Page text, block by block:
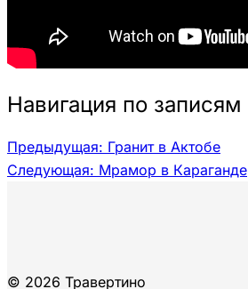
Навигация по записям
Предыдущая: Гранит в Актобе
Следующая: Мрамор в Караганде
© 2026 Травертино